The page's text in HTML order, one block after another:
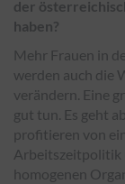
der
haben?
Mehr Frauen in
werden auch die
verändern. Eine
gut tun. Es geht
profitieren von
Arbeitszeitpolitik
homogenen